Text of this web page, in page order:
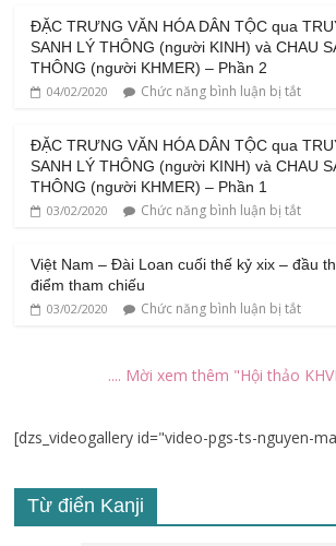
ĐẶC TRƯNG VĂN HÓA DÂN TỘC qua
SANH LÝ THÔNG (người KINH) và CHAU
THÔNG (người KHMER) – Phần 2
04/02/2020 Chức năng bình luận bị tắt
ĐẶC TRƯNG VĂN HÓA DÂN TỘC qua
SANH LÝ THÔNG (người KINH) và CHAU
THÔNG (người KHMER) – Phần 1
03/02/2020 Chức năng bình luận bị tắt
Việt Nam – Đài Loan cuối thế kỷ xix – đầu
điểm tham chiếu
03/02/2020 Chức năng bình luận bị tắt
.... Mời xem thêm "Hội thảo
[dzs_videogallery id="video-pgs-ts-nguyen-
Từ điển Kanji